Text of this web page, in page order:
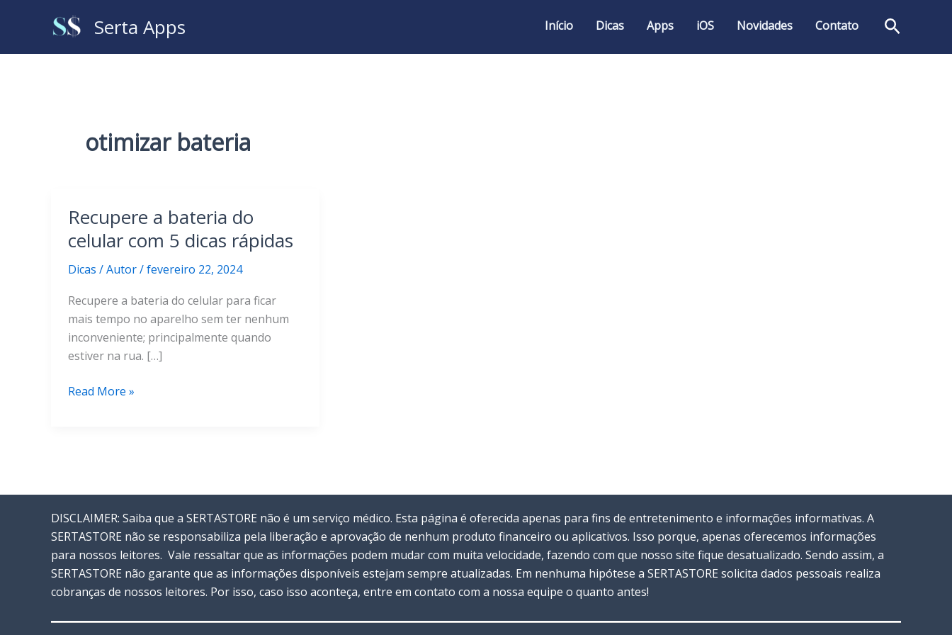
Serta Apps Início Dicas Apps iOS Novidades Contato
otimizar bateria
Recupere a bateria do
celular com 5 dicas rápidas
Dicas /Autor/fevereiro 22, 2024
Recupere a bateria do celular para ficar
mais tempo no aparelho sem ter nenhum
inconveniente; principalmente quando
estiver na rua. […]
Recupere
dicas
rápidas
Read More »
DISCLAIMER: Saiba que a SERTASTORE não é um serviço médico. Esta página é oferecida apenas para fins de entretenimento e informações informativas. A
SERTASTORE não se responsabiliza pela liberação e aprovação de nenhum produto financeiro ou aplicativos. Isso porque, apenas oferecemos informações
para nossos leitores. Vale ressaltar que as informações podem mudar com muita velocidade, fazendo com que nosso site fique desatualizado. Sendo assim, a
SERTASTORE não garante que as informações disponíveis estejam sempre atualizadas. Em nenhuma hipótese a SERTASTORE solicita dados pessoais realiza
cobranças de nossos leitores. Por isso, caso isso aconteça, entre em contato com a nossa equipe o quanto antes!